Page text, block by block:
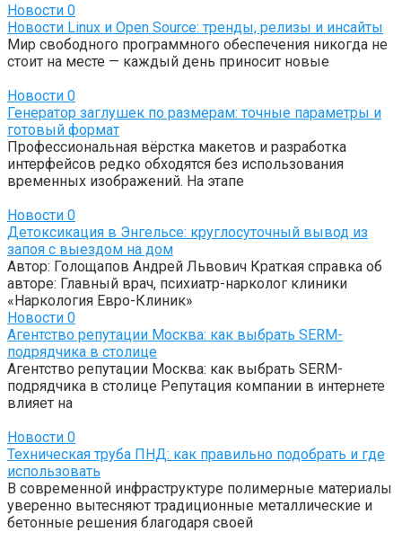
Новости 0
Новости Linux и Open Source: тренды, релизы и инсайты
Мир свободного программного обеспечения никогда не
стоит на месте — каждый день приносит новые
Новости 0
Генератор заглушек по размерам: точные параметры и
готовый формат
Профессиональная вёрстка макетов и разработка
интерфейсов редко обходятся без использования
временных изображений. На этапе
Новости 0
Детоксикация в Энгельсе: круглосуточный вывод из
запоя с выездом на дом
Автор: Голощапов Андрей Львович Краткая справка об
авторе: Главный врач, психиатр-нарколог клиники
«Наркология Евро-Клиник»
Новости 0
Агентство репутации Москва: как выбрать SERM-
подрядчика в столице
Агентство репутации Москва: как выбрать SERM-
подрядчика в столице Репутация компании в интернете
влияет на
Новости 0
Техническая труба ПНД: как правильно подобрать и где
использовать
В современной инфраструктуре полимерные материалы
уверенно вытесняют традиционные металлические и
бетонные решения благодаря своей